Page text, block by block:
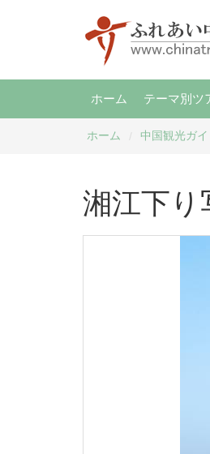
ホーム テーマ別ツ
ホーム 中国観光ガイ
湘江下り